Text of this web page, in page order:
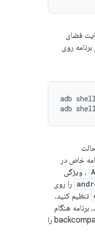
۱۶ کیلوبایت فضای
روی
adb
، ویژگی
را روی
تنظیم کنید.
هنگام
راه‌اندازی هشدارهای حالت backcompat را